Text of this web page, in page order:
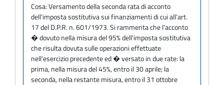
Cosa:Versamento della seconda rata di acconto
dell'imposta sostitutiva sui finanziamenti di cui all'art.
17 del D.P.R. n. 601/1973. Si rammenta che l'acconto
� dovuto nella misura del 95% dell'imposta sostitutiva
che risulta dovuta sulle operazioni effettuate
nell'esercizio precedente ed � versato in due rate: la
prima, nella misura del 45%, entro il 30 aprile; la
seconda, nella restante misura, entro il 31 ottobre